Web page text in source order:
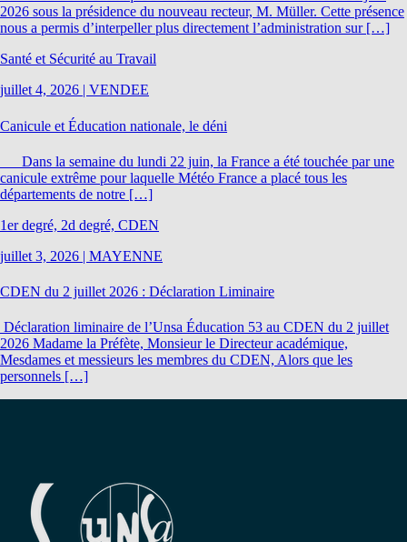
2026 sous la présidence du nouveau recteur, M. Müller. Cette présence
nous a permis d’interpeller plus directement l’administration sur […]
Santé et Sécurité au Travail
juillet 4, 2026 | VENDEE
Canicule et Éducation nationale, le déni
Dans la semaine du lundi 22 juin, la France a été touchée par une
canicule extrême pour laquelle Météo France a placé tous les
départements de notre […]
1er degré, 2d degré, CDEN
juillet 3, 2026 | MAYENNE
CDEN du 2 juillet 2026 : Déclaration Liminaire
Déclaration liminaire de l’Unsa Éducation 53 au CDEN du 2 juillet
2026 Madame la Préfète, Monsieur le Directeur académique,
Mesdames et messieurs les membres du CDEN, Alors que les
personnels […]